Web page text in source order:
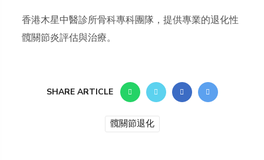
香港木星中醫診所骨科專科團隊，提供專業的退化性
髖關節炎評估與治療。
SHARE ARTICLE
髖關節退化